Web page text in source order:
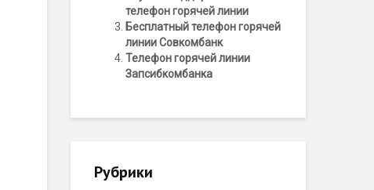
телефон горячей линии
Бесплатный телефон горячей
линии Совкомбанк
Телефон горячей линии
Запсибкомбанка
Рубрики